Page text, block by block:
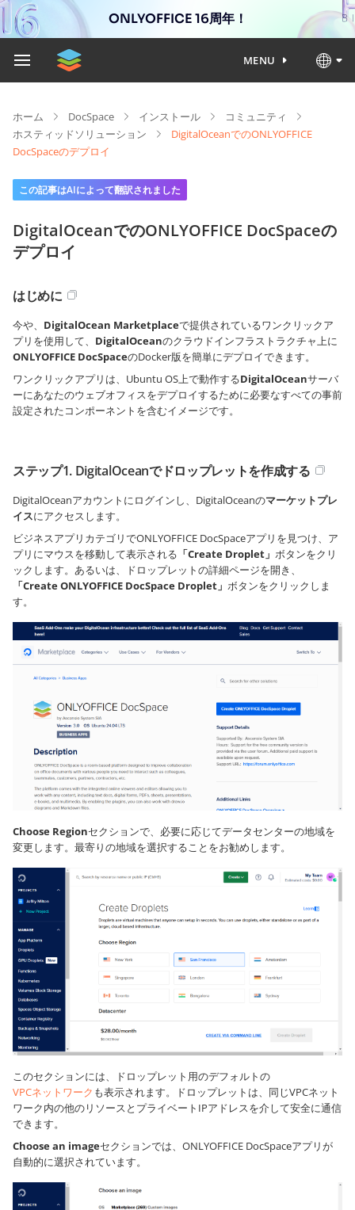
ONLYOFFICE 16周年！
MENU
ホーム DocSpace インストール
コミュニティ
ホスティッドソリューション
DigitalOceanでのONLYOFFICE
DocSpaceのデプロイ
この記事はAIによって翻訳されました
DigitalOceanでのONLYOFFICE DocSpaceの
デプロイ
はじめに
今や、 DigitalOcean Marketplaceで提供されているワンクリックア
プリを使用して、 DigitalOceanのクラウドインフラストラクチャ上に
ONLYOFFICE DocSpaceのDocker版を簡単にデプロイできます。
ワンクリックアプリは、Ubuntu OS上で動作するDigitalOceanサーバ
ーにあなたのウェブオフィスをデプロイするために必要なすべての事前
設定されたコンポーネントを含むイメージです。
ステップ1. DigitalOceanでドロップレットを作成する
DigitalOceanアカウントにログインし、DigitalOceanのマーケットプレ
イスにアクセスします。
ビジネスアプリカテゴリでONLYOFFICE DocSpaceアプリを見つけ、ア
プリにマウスを移動して表示される 「Create Droplet」 ボタンをクリ
ックします。あるいは、ドロップレットの詳細ページを開き、
「Create ONLYOFFICE DocSpace Droplet」 ボタンをクリックしま
す。
Choose Regionセクションで、必要に応じてデータセンターの地域を
変更します。最寄りの地域を選択することをお勧めします。
このセクションには、ドロップレット用のデフォルトの
VPCネットワーク も表示されます。ドロップレットは、同じVPCネット
ワーク内の他のリソースとプライベートIPアドレスを介して安全に通信
できます。
Choose an imageセクションでは、ONLYOFFICE DocSpaceアプリが
自動的に選択されています。